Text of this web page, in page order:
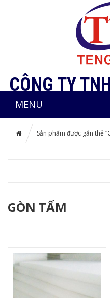
CÔNG TY
MENU
Sản phẩm được gắn thẻ
GÒN TẤM